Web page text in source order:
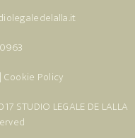
| Cookie Policy
STUDIO LEGALE DE LALLA